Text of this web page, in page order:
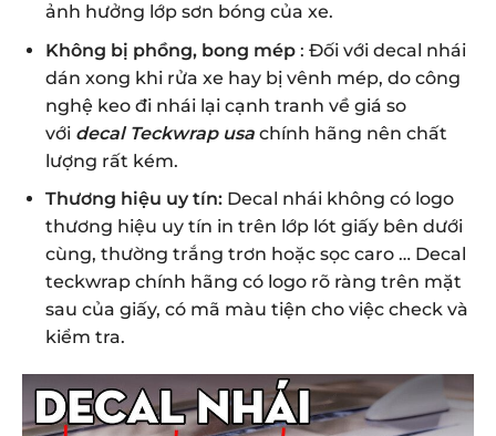
ảnh hưởng lớp sơn bóng của xe.
Không bị phồng, bong mép: Đối với decal nhái
dán xong khi rửa xe hay bị vênh mép, do công
nghệ keo đi nhái lại cạnh tranh về giá so
với decal Teckwrap usachính hãng nên chất
lượng rất kém.
Thương hiệu uy tín: Decal nhái không có logo
thương hiệu uy tín in trên lớp lót giấy bên dưới
cùng, thường trắng trơn hoặc sọc caro … Decal
teckwrap chính hãng có logo rõ ràng trên mặt
sau của giấy, có mã màu tiện cho việc check và
kiểm tra.